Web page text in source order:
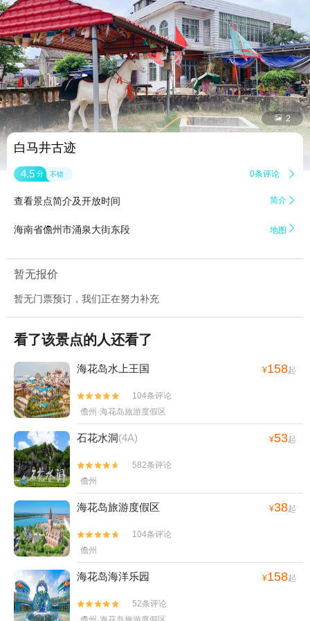
 2
白马井古迹
4.5 分 不错 0条评论 
查看景点简介及开放时间 简介 
海南省儋州市涌泉大街东段 地图 
暂无报价
暂无门票预订，我们正在努力补充
看了该景点的人还看了
海花岛水上王国 ¥158起


104条评论
儋州·海花岛旅游度假区
石花水洞(4A) ¥53起


582条评论
儋州
海花岛旅游度假区 ¥38起


104条评论
儋州
海花岛海洋乐园 ¥158起


52条评论
